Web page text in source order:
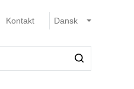
Kontakt